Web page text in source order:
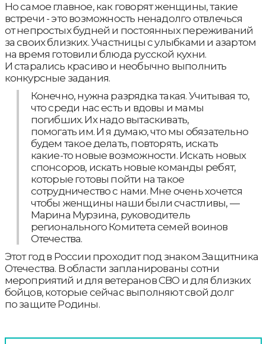
Но самое главное, как говорят женщины, такие
встречи - это возможность ненадолго отвлечься
от непростых будней и постоянных переживаний
за своих близких. Участницы с улыбками и азартом
на время готовили блюда русской кухни.
И старались красиво и необычно выполнить
конкурсные задания.
Конечно, нужна разрядка такая. Учитывая то,
что среди нас есть и вдовы и мамы
погибших. Их надо вытаскивать,
помогать им. И я думаю, что мы обязательно
будем такое делать, повторять, искать
какие-то новые возможности. Искать новых
спонсоров, искать новые команды ребят,
которые готовы пойти на такое
сотрудничество с нами. Мне очень хочется
чтобы женщины наши были счастливы, —
Марина Мурзина, руководитель
регионального Комитета семей воинов
Отечества.
Этот год в России проходит под знаком Защитника
Отечества. В области запланированы сотни
мероприятий и для ветеранов СВО и для близких
бойцов, которые сейчас выполняют свой долг
по защите Родины.